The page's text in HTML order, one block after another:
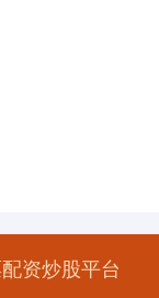
资炒股平台